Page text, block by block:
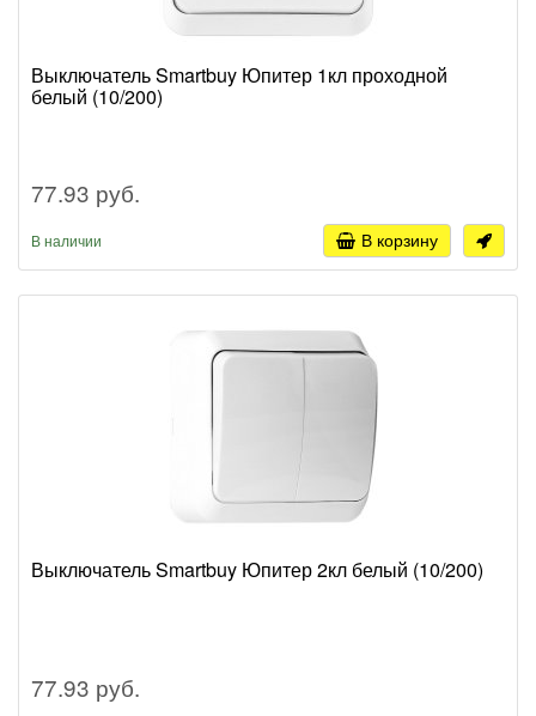
Выключатель Smartbuy Юпитер 1кл проходной
белый (10/200)
77.93 руб.
В наличии В корзину
Выключатель Smartbuy Юпитер 2кл белый (10/200)
77.93 руб.